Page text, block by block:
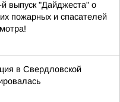
выпуск "Дайджеста" о
пожарных и спасателей
в Свердловской